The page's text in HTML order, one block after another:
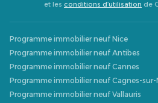
et les conditions d’utilisation de
Programme immobilier neuf Nice
Programme immobilier neuf Antibes
Programme immobilier neuf Cannes
Programme immobilier neuf Cagnes-sur-
Programme immobilier neuf Vallauris